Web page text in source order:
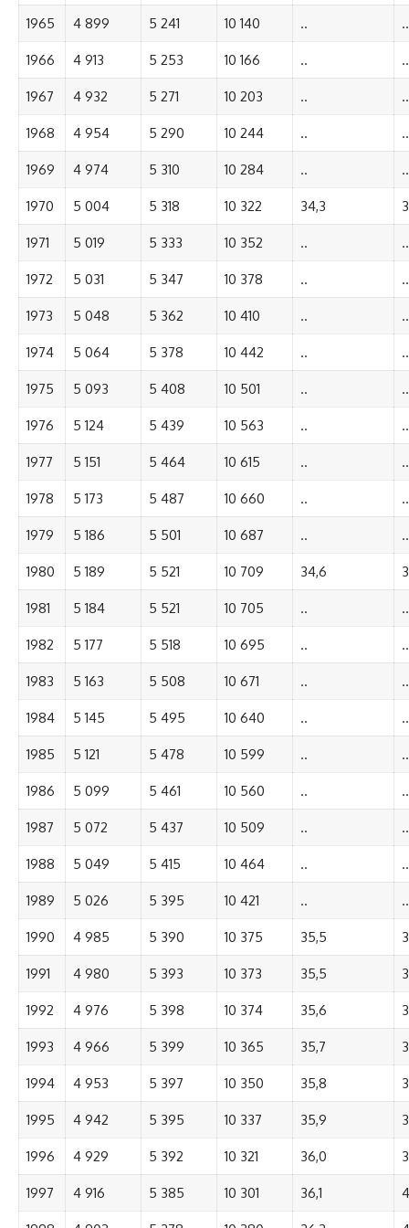
1965 4 899 5 241 10 140 .. ..
1966 4 913 5 253 10 166 .. ..
1967 4 932 5 271 10 203 .. ..
1968 4 954 5 290 10 244 .. ..
1969 4 974 5 310 10 284 .. ..
1970 5 004 5 318 10 322 34,3
1971 5 019 5 333 10 352 .. ..
1972 5 031 5 347 10 378 .. ..
1973 5 048 5 362 10 410 .. ..
1974 5 064 5 378 10 442 .. ..
1975 5 093 5 408 10 501 .. ..
1976 5 124 5 439 10 563 .. ..
1977 5 151 5 464 10 615 .. ..
1978 5 173 5 487 10 660 .. ..
1979 5 186 5 501 10 687 .. ..
1980 5 189 5 521 10 709 34,6
1981 5 184 5 521 10 705 .. ..
1982 5 177 5 518 10 695 .. ..
1983 5 163 5 508 10 671 .. ..
1984 5 145 5 495 10 640 .. ..
1985 5 121 5 478 10 599 .. ..
1986 5 099 5 461 10 560 .. ..
1987 5 072 5 437 10 509 .. ..
1988 5 049 5 415 10 464 .. ..
1989 5 026 5 395 10 421 .. ..
1990 4 985 5 390 10 375 35,5
1991 4 980 5 393 10 373 35,5
1992 4 976 5 398 10 374 35,6
1993 4 966 5 399 10 365 35,7
1994 4 953 5 397 10 350 35,8
1995 4 942 5 395 10 337 35,9
1996 4 929 5 392 10 321 36,0
1997 4 916 5 385 10 301 36,1